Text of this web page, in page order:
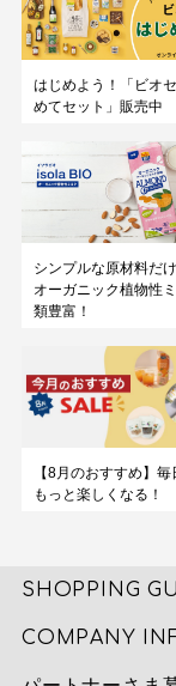
はじめよう！「ビオ
めてセット」販売中
シンプルな原材料だ
オーガニック植物性
類豊富！
【8月のおすすめ】
もっと楽しくなる！
SHOPPING
COMPANY